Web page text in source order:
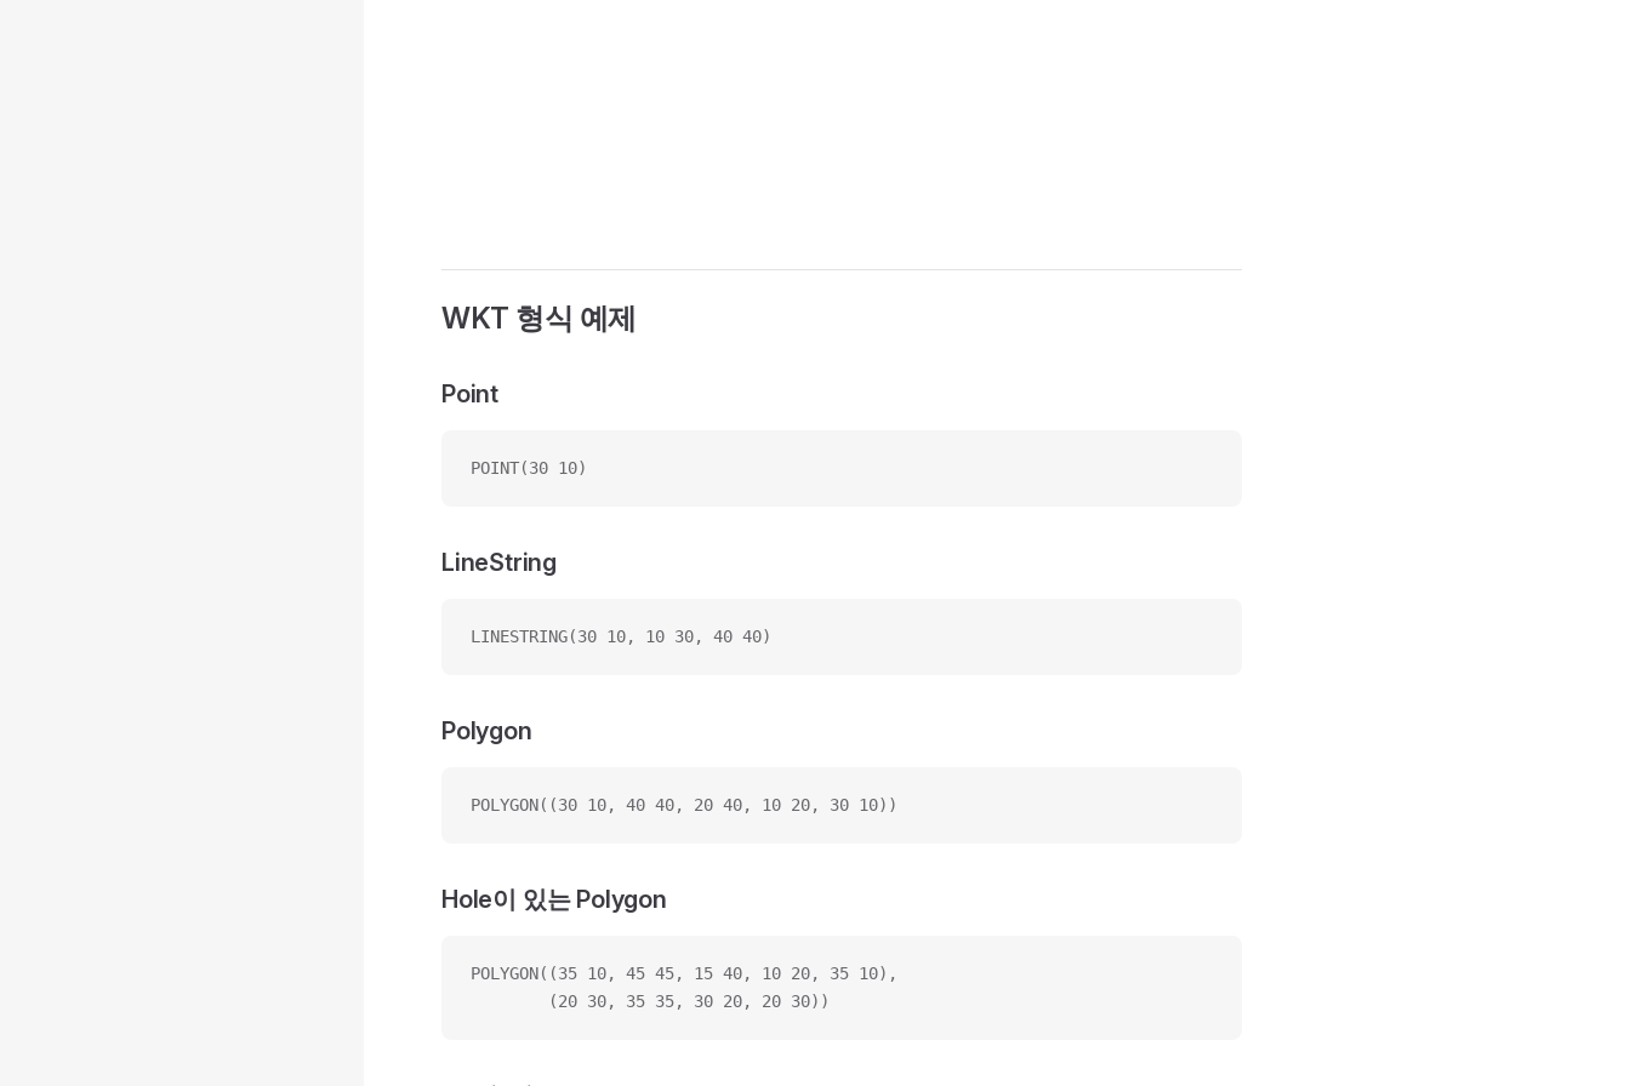
WKT 형식 예제
Point
POINT(30 10)
LineString
LINESTRING(30 10, 10 30, 40 40)
Polygon
POLYGON((30 10, 40 40, 20 40, 10 20, 30 10))
Hole이 있는 Polygon
POLYGON((35 10, 45 45, 15 40, 10 20, 35 10),
        (20 30, 35 35, 30 20, 20 30))